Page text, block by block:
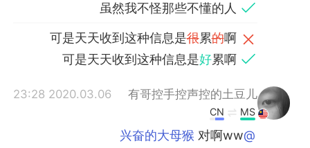
虽然我不怪那些不懂的人
可是天天收到这种信息是很累的啊
可是天天收到这种信息是好累啊
有哥控手控声控的土豆儿
2020.03.06 23:28
MS
CN
@兴奋的大母猴
对啊ww